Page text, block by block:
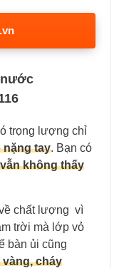
trọng lượng chỉ
nặng tay. Bạn có
không thấy
chất lượng vì
trời mà lớp vỏ
bàn ủi cũng
cháy